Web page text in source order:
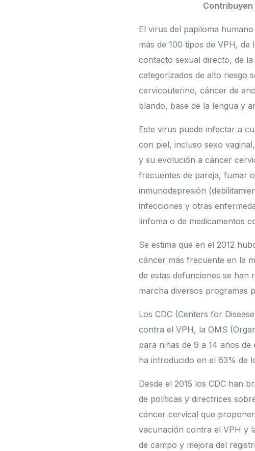
Contribuyen
El virus del papiloma
más de 100 tipos de VPH,
contacto sexual directo, de
categorizados de alto riesgo
cervicouterino, cáncer de
blando, base de la lengua y
Este virus puede infectar a
con piel, incluso sexo
y su evolución a cáncer
frecuentes de pareja, fumar
inmunodepresión
infecciones y otras
linfoma o de medicamentos
Se estima que en el 2012
cáncer más frecuente en la
de estas defunciones se han
marcha diversos programas
Los CDC (Centers for
contra el VPH, la OMS
para niñas de 9 a 14 años
ha introducido en el 63% de
Desde el 2015 los CDC han
de políticas y directrices
cáncer cervical que
vacunación contra el VPH y
de campo y mejora del